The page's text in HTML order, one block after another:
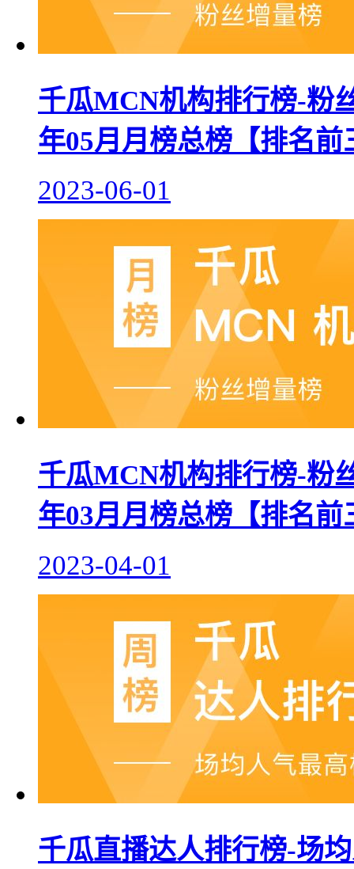
千瓜MCN机构排行榜-粉
年05月月榜总榜【排名
2023-06-01
千瓜MCN机构排行榜-粉
年03月月榜总榜【排名
2023-04-01
千瓜直播达人排行榜-场